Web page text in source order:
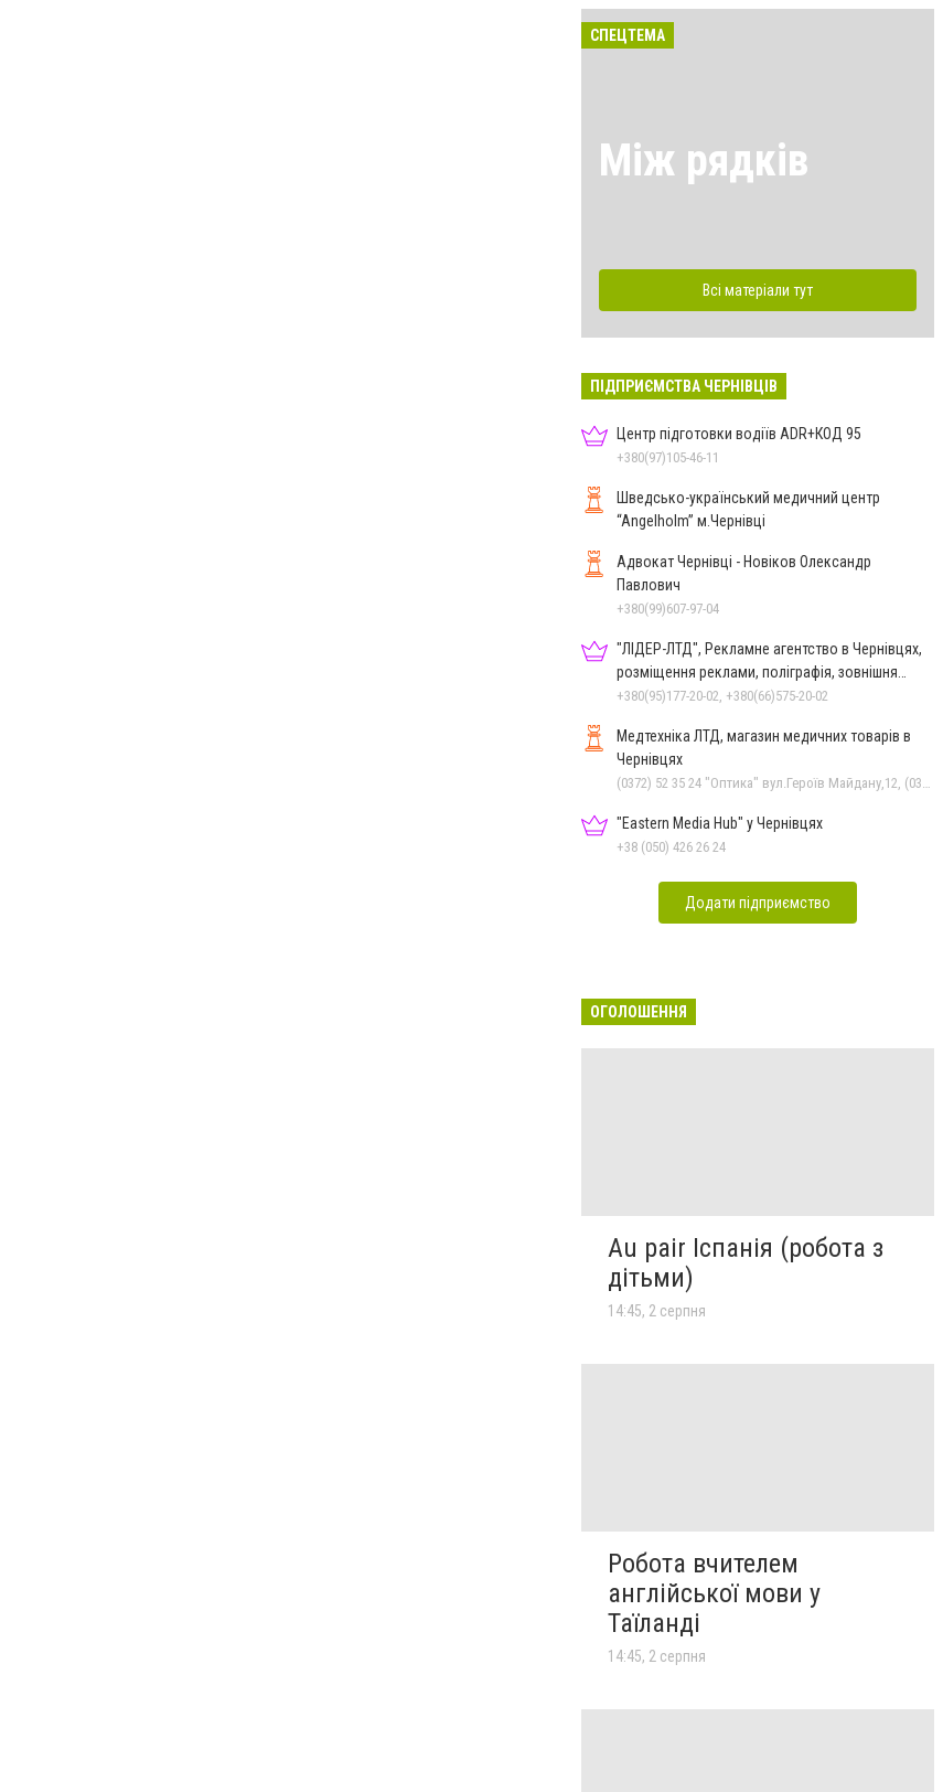
СПЕЦТЕМА
Між рядків
Всі матеріали тут
ПІДПРИЄМСТВА ЧЕРНІВЦІВ
Центр підготовки водіїв ADR+КОД 95
+380(97)105-46-11
Шведсько-український медичний центр
“Angelholm” м.Чернівці
Адвокат Чернівці - Новіков Олександр
Павлович
+380(99)607-97-04
"ЛІДЕР-ЛТД", Рекламне агентство в Чернівцях,
розміщення реклами, поліграфія, зовнішня
реклама
+380(95)177-20-02, +380(66)575-20-02
Медтехніка ЛТД, магазин медичних товарів в
Чернівцях
"Eastern Media Hub" у Чернівцях
+38 (050) 426 26 24
Додати підприємство
ОГОЛОШЕННЯ
Au pair Іспанія (робота з
дітьми)
14:45, 2 серпня
Робота вчителем
англійської мови у
Таїланді
14:45, 2 серпня